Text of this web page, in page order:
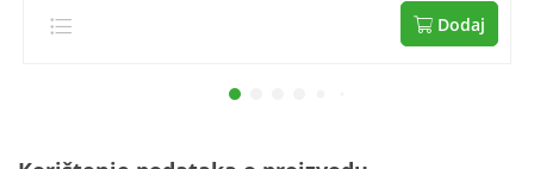
Dodaj